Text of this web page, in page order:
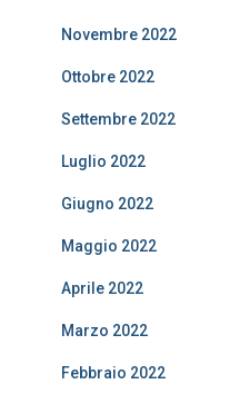
Novembre 2022
Ottobre 2022
Settembre 2022
Luglio 2022
Giugno 2022
Maggio 2022
Aprile 2022
Marzo 2022
Febbraio 2022